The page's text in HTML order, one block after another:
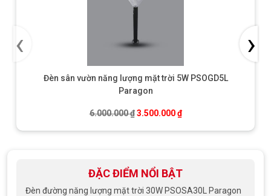
Đèn sân vườn năng lượng mặt trời 5W PSOGD5L
Paragon
6.000.000₫ Giá gốc là: 6.000.000 ₫.
3.500.000₫Giá hiện tại là:
‹ ›
ĐẶC ĐIỂM NỔI BẬT
Đèn đường năng lượng mặt trời 30W PSOSA30L Paragon